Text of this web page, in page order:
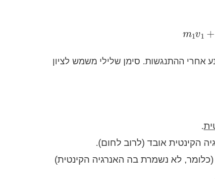
m1v 1+
אחרי ההתנגשות. סימן שלילי משמש לציון
.
הקינטית אובד (לרוב לחום).
לא נשמרת בה האנרגיה הקינטית)